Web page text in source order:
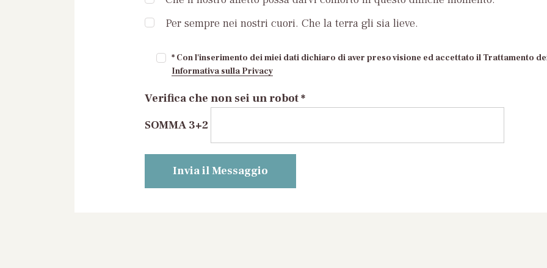
Per sempre nei nostri cuori. Che la terra gli sia lieve.
* Con l'inserimento dei miei dati dichiaro di aver preso visione ed accettato il Trattamento
Informativa sulla Privacy
Verifica che non sei un robot *
SOMMA 3+2